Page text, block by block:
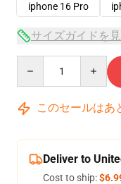
iphone 16 Pro
サイズガイドを
このセールはあ
Deliver to
Cost to ship: